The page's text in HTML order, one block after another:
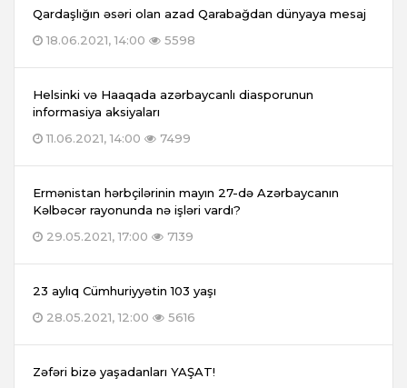
Qardaşlığın əsəri olan azad Qarabağdan dünyaya mesaj
18.06.2021, 14:00
5598
Helsinki və Haaqada azərbaycanlı diasporunun
informasiya aksiyaları
11.06.2021, 14:00
7499
Ermənistan hərbçilərinin mayın 27-də Azərbaycanın
Kəlbəcər rayonunda nə işləri vardı?
29.05.2021, 17:00
7139
23 aylıq Cümhuriyyətin 103 yaşı
28.05.2021, 12:00
5616
Zəfəri bizə yaşadanları YAŞAT!